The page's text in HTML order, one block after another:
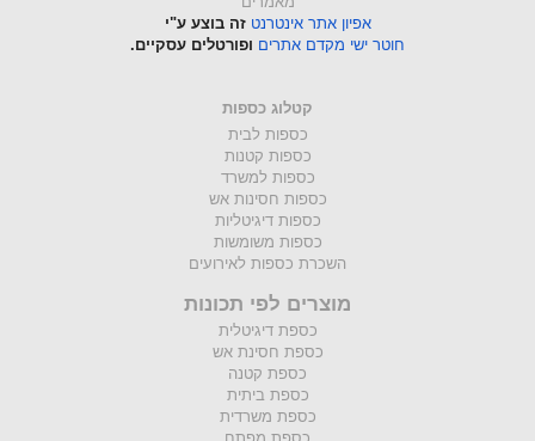
אפיון אתר אינטרנט זה בוצע ע"י
חוטר ישי מקדם אתרים ופורטלים עסקיים.
קטלוג כספות
כספות לבית
כספות קטנות
כספות למשרד
כספות חסינות אש
כספות דיגיטליות
כספות משומשות
השכרת כספות לאירועים
מוצרים לפי תכונות
כספת דיגיטלית
כספת חסינת אש
כספת קטנה
כספת ביתית
כספת משרדית